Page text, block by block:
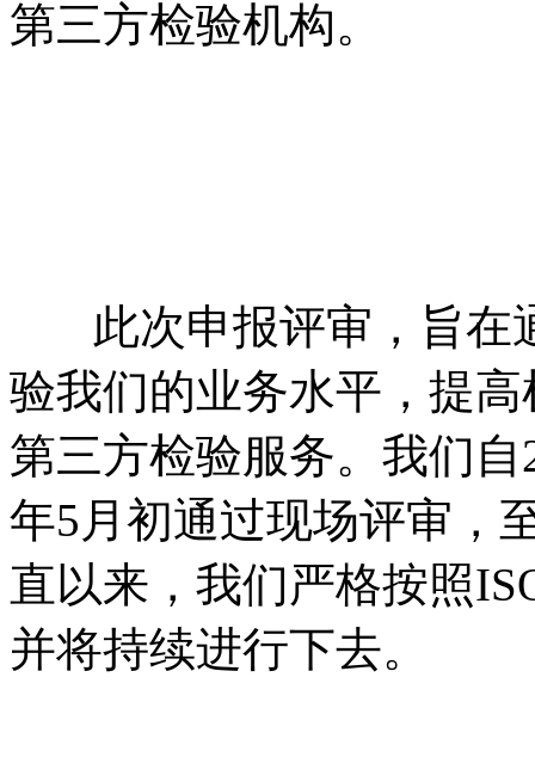
第三方检验机构。
此次申报评审，旨在
验我们的业务水平，提
第三方检验服务。我们
年5月初通过现场评审，
直以来，我们严格按照
并将持续进行下去。